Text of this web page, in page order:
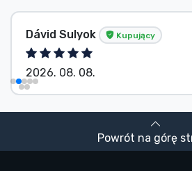
Dávid Sulyok Kupujący
2026. 08. 08.
Powrót na górę